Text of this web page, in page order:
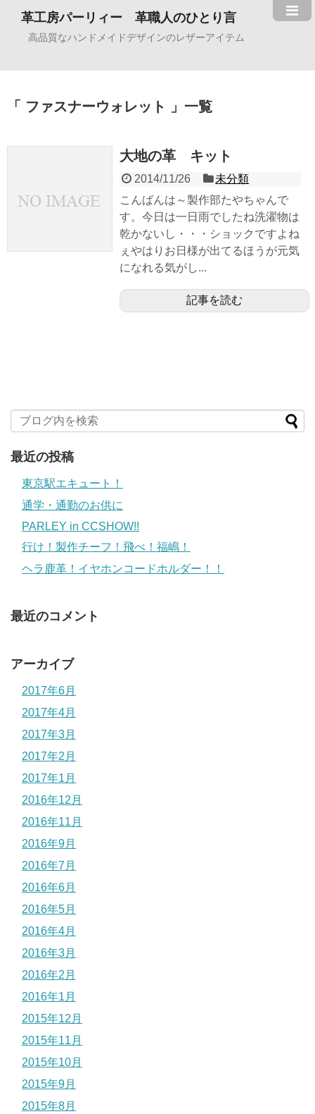
革工房パーリィー 革職人のひとり言
高品質なハンドメイドデザインのレザーアイテム
ファスナーウォレット 一覧
大地の革 キット
2014/11/26
未分類
こんばんは～製作部たやちゃんで
す。今日は一日雨でしたね洗濯物は
乾かないし・・・ショックですよね
ぇやはりお日様が出てるほうが元気
になれる気がし...
記事を読む
最近の投稿
東京駅エキュート！
通学・通勤のお供に
PARLEY in CCSHOW!!
行け！製作チーフ！飛べ！福嶋！
ヘラ鹿革！イヤホンコードホルダー！！
最近のコメント
アーカイブ
2017年6月
2017年4月
2017年3月
2017年2月
2017年1月
2016年12月
2016年11月
2016年9月
2016年7月
2016年6月
2016年5月
2016年4月
2016年3月
2016年2月
2016年1月
2015年12月
2015年11月
2015年10月
2015年9月
2015年8月